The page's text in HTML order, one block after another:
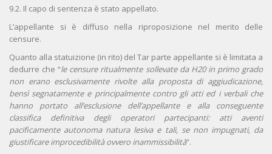
9.2. Il capo di sentenza è stato appellato.
L’appellante si è diffuso nella riproposizione nel merito delle
censure.
Quanto alla statuizione (in rito) del Tar parte appellante si è limitata a
dedurre che “le censure ritualmente sollevate da H20 in primo grado
non erano esclusivamente rivolte alla proposta di aggiudicazione,
bensì segnatamente e principalmente contro gli atti ed i verbali che
hanno portato all’esclusione dell’appellante e alla conseguente
classifica definitiva degli operatori partecipanti: atti aventi
pacificamente autonoma natura lesiva e tali, se non impugnati, da
giustificare improcedibilità ovvero inammissibilità”.